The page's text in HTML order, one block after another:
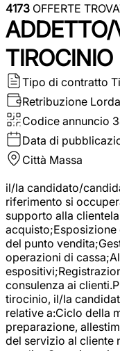
4173 OFFERTE
ADDETTO/
Tipo di contratto
Retribuzione Lorda
Codice annuncio
Data di
Città Massa
il/la candidato/
riferimento si
supporto alla
del punto
operazioni di
consulenza ai
tirocinio, il/la
relative a:Ciclo della
preparazione,
del servizio al cliente